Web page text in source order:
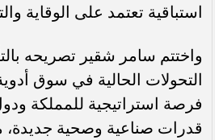
استباقية تعتمد على الوقاية
واختتم سامر شقير تصريحه
التحولات الحالية في سوق
فرصة استراتيجية للمملكة
قدرات صناعية وصحية